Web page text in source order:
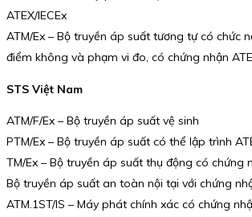
ATEX/IECEx
ATM/Ex – Bộ truyền áp suất tương tự có chức
điểm không và phạm vi đo, có chứng nhận
STS Việt Nam
ATM/F/Ex – Bộ truyền áp suất vệ sinh
PTM/Ex – Bộ truyền áp suất có thể lập trình
TM/Ex – Bộ truyền áp suất thụ động có chứng
Bộ truyền áp suất an toàn nội tại với chứng
ATM.1ST/IS – Máy phát chính xác có chứng